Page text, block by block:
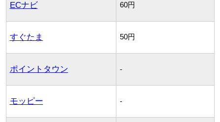
ECナビ 60円
すぐたま 50円
ポイントタウン -
モッピー -